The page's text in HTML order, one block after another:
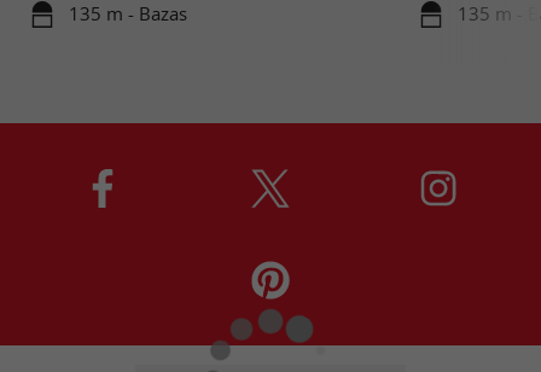
135 m - Bazas 135 m -